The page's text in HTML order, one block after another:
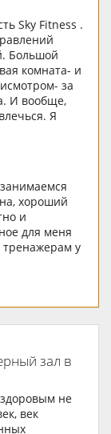
Sky Fitness .
Большой
комната- и
за
И вообще,
Я
хороший
и
для меня
тренажерам у
зал в
не
век